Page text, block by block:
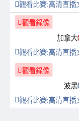
觀看比賽:高清直播
觀看錄像
加拿大
觀看比賽:高清直播
觀看錄像
波黑
觀看比賽:高清直播